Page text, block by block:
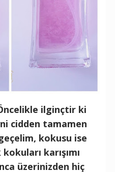
ilginçtir ki
cidden tamamen
kokusu ise
karışımı
üzerinizden hiç